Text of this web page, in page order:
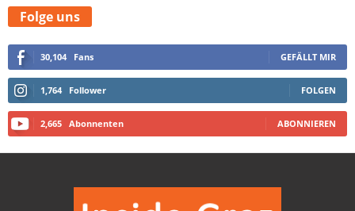
Folge uns
30,104 Fans GEFÄLLT MIR
1,764 Follower FOLGEN
2,665 Abonnenten ABONNIEREN